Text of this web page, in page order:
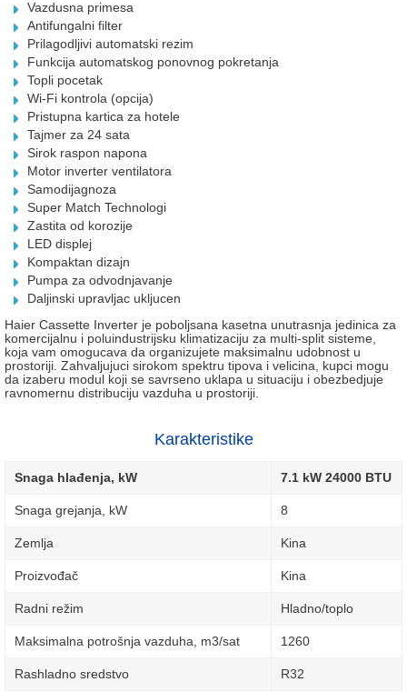
Vazdusna primesa
Antifungalni filter
Prilagodljivi automatski rezim
Funkcija automatskog ponovnog pokretanja
Topli pocetak
Wi-Fi kontrola (opcija)
Pristupna kartica za hotele
Tajmer za 24 sata
Sirok raspon napona
Motor inverter ventilatora
Samodijagnoza
Super Match Technologi
Zastita od korozije
LED displej
Kompaktan dizajn
Pumpa za odvodnjavanje
Daljinski upravljac ukljucen
Haier Cassette Inverter je poboljsana kasetna unutrasnja jedinica za
komercijalnu i poluindustrijsku klimatizaciju za multi-split sisteme,
koja vam omogucava da organizujete maksimalnu udobnost u
prostoriji. Zahvaljujuci sirokom spektru tipova i velicina, kupci mogu
da izaberu modul koji se savrseno uklapa u situaciju i obezbedjuje
ravnomernu distribuciju vazduha u prostoriji.
Karakteristike
Snaga hlađenja, kW 7.1 kW 24000 BTU
Snaga grejanja, kW 8
Zemlja Kina
Proizvođač Kina
Radni režim Hladno/toplo
Maksimalna potrošnja vazduha, m3/sat 1260
Rashladno sredstvo R32